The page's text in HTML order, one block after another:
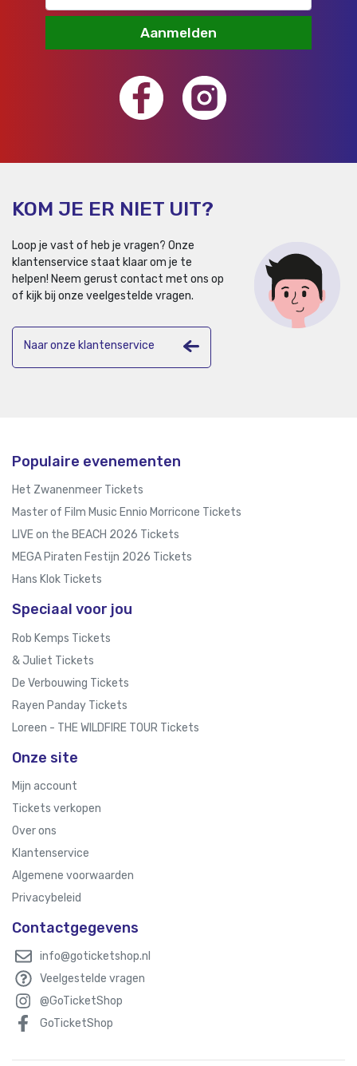
Aanmelden
KOM JE ER NIET UIT?
Loop je vast of heb je vragen? Onze
klantenservice staat klaar om je te
helpen! Neem gerust contact met ons op
of kijk bij onze veelgestelde vragen.
Naar onze klantenservice
Populaire evenementen
Het Zwanenmeer Tickets
Master of Film Music Ennio Morricone Tickets
LIVE on the BEACH 2026 Tickets
MEGA Piraten Festijn 2026 Tickets
Hans Klok Tickets
Speciaal voor jou
Rob Kemps Tickets
& Juliet Tickets
De Verbouwing Tickets
Rayen Panday Tickets
Loreen - THE WILDFIRE TOUR Tickets
Onze site
Mijn account
Tickets verkopen
Over ons
Klantenservice
Algemene voorwaarden
Privacybeleid
Contactgegevens
info@goticketshop.nl
Veelgestelde vragen
@GoTicketShop
GoTicketShop